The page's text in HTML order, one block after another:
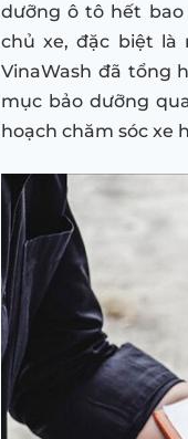
dưỡng ô tô hết bao
chủ xe, đặc biệt là
VinaWash đã tổng
mục bảo dưỡng
hoạch chăm sóc xe